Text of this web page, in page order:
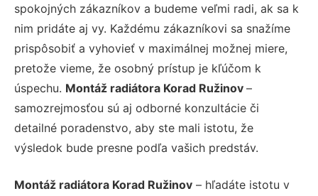
spokojných zákazníkov a budeme veľmi radi, ak sa k
nim pridáte aj vy. Každému zákazníkovi sa snažíme
prispôsobiť a vyhovieť v maximálnej možnej miere,
pretože vieme, že osobný prístup je kľúčom k
úspechu. Montáž radiátora Korad Ružinov –
samozrejmosťou sú aj odborné konzultácie či
detailné poradenstvo, aby ste mali istotu, že
výsledok bude presne podľa vašich predstáv.
Montáž radiátora Korad Ružinov – hľadáte istotu v